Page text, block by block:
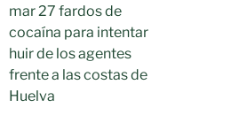
mar 27 fardos de
cocaína para intentar
huir de los agentes
frente a las costas de
Huelva